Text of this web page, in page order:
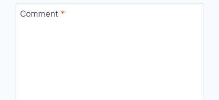
Comment *